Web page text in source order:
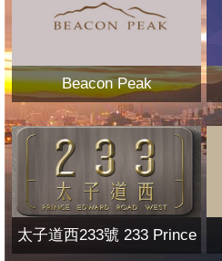
Beacon Peak
太子道西233號 233 Prince